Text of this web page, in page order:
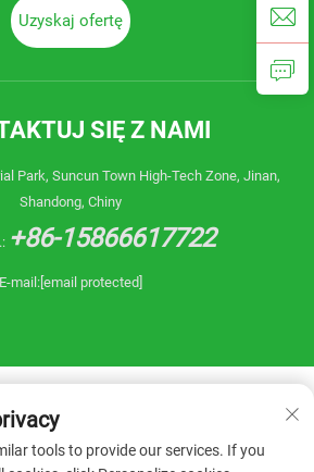
Uzyskaj ofertę
SIĘ Z NAMI
Park, Suncun Town High-Tech Zone, Jinan,
Shandong, Chiny
+86-15866617722
E-mail: [email protected]
tools to provide our services. If you